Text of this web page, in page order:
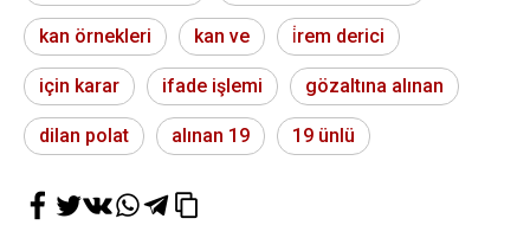
kan örnekleri kan ve i̇rem derici
için karar ifade işlemi gözaltına alınan
dilan polat alınan 19 19 ünlü